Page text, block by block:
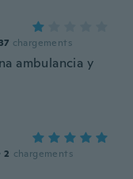
chargements
ambulancia y
· 2 chargements